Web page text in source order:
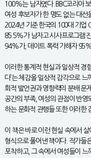
100%는 남자였다. BBC코리아
여성 후보자가 한 명도 없는 대
2024년 기준 한국의 100대 기업
85.5%가 남자고 시사프로그램
94%가, 데이트 폭력 가해자
이러한 통계적 현실과 일상적 경
다’는 체감을 일상적 감각으로
회적 발언권과 영향력의 분배 문
공간의 부족, 여성의 관점이 반영
하는 문화적 관행들 또한 이러한
이 책은 바로 이런 현실 속에서
형식으로 풀어낸 책이다. 작가들
포착하고, 그 속에서 여성들이 느